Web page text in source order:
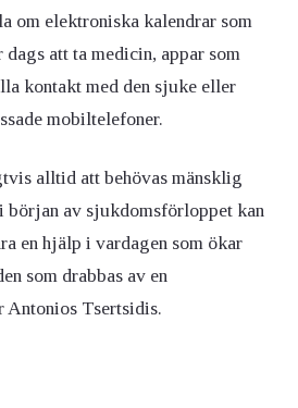
om elektroniska kalendrar som
dags att ta medicin, appar som
kontakt med den sjuke eller
mobiltelefoner.
alltid att behövas mänsklig
början av sjukdomsförloppet kan
en hjälp i vardagen som ökar
som drabbas av en
Antonios Tsertsidis.